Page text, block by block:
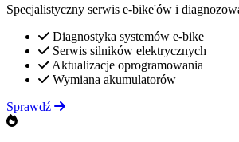
Specjalistyczny serwis e-bike'ów i
Diagnostyka systemów e-bike
Serwis silników elektrycznych
Aktualizacje oprogramowania
Wymiana akumulatorów
Sprawdź